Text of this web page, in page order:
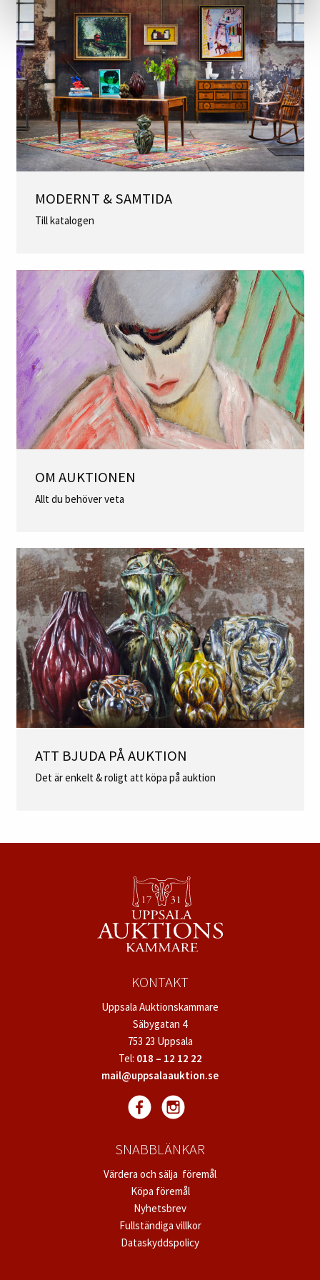
MODERNT & SAMTIDA
Till katalogen
OM AUKTIONEN
Allt du behöver veta
ATT BJUDA PÅ AUKTION
Det är enkelt & roligt att köpa på auktion
KONTAKT
Uppsala Auktionskammare
Säbygatan 4
753 23 Uppsala
Tel: 018 – 12 12 22
mail@uppsalaauktion.se
SNABBLÄNKAR
Värdera och sälja föremål
Köpa föremål
Nyhetsbrev
Fullständiga villkor
Dataskyddspolicy